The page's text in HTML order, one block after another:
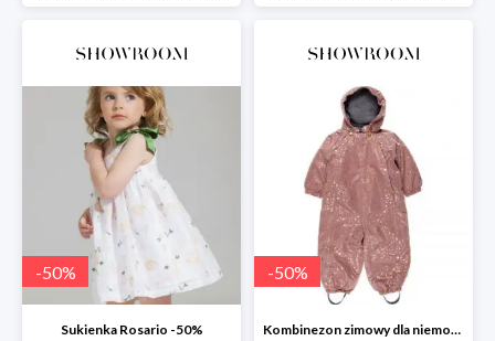
-50%
Sukienka Rosario -50%
-50%
Kombinezon zimowy dla niemowlaka -50%